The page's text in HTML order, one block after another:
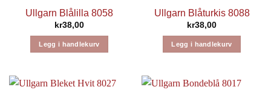
Ullgarn Blålilla 8058
kr38,00
Legg i handlekurv
Ullgarn Blåturkis 8088
kr38,00
Legg i handlekurv